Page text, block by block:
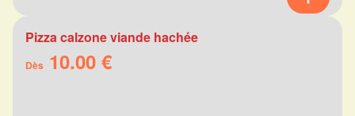
Pizza calzone viande hachée
Dès 10.00 €